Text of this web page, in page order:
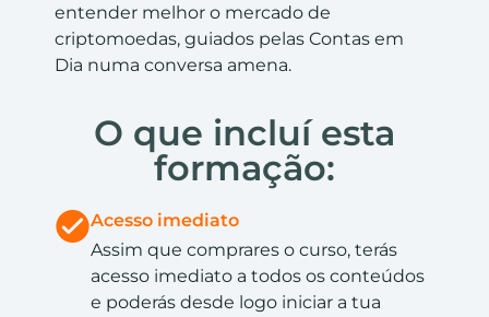
entender melhor o mercado de
criptomoedas, guiados pelas Contas em
Dia numa conversa amena.
O que incluí esta
formação:
Acesso imediato
Assim que comprares o curso, terás
acesso imediato a todos os conteúdos
e poderás desde logo iniciar a tua